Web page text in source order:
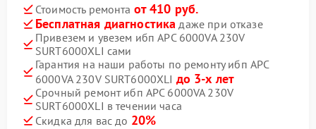
Стоимость ремонта от 410 руб.
Бесплатная диагностика даже при отказе
Привезем и увезем ибп APC 6000VA 230V
SURT6000XLI сами
Гарантия на наши работы по ремонту ибп APC
6000VA 230V SURT6000XLI до 3-х лет
Срочный ремонт ибп APC 6000VA 230V
SURT6000XLI в течении часа
Скидка для вас до 20%